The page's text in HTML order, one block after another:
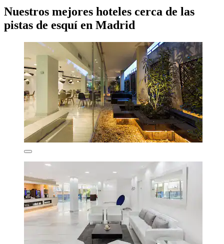
Nuestros mejores hoteles cerca de las
pistas de esquí en Madrid